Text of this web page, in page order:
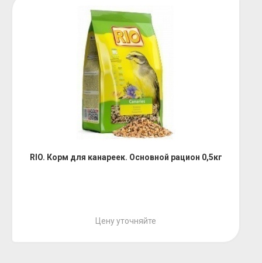
RIO. Корм для канареек. Основной рацион 0,5кг
Цену уточняйте